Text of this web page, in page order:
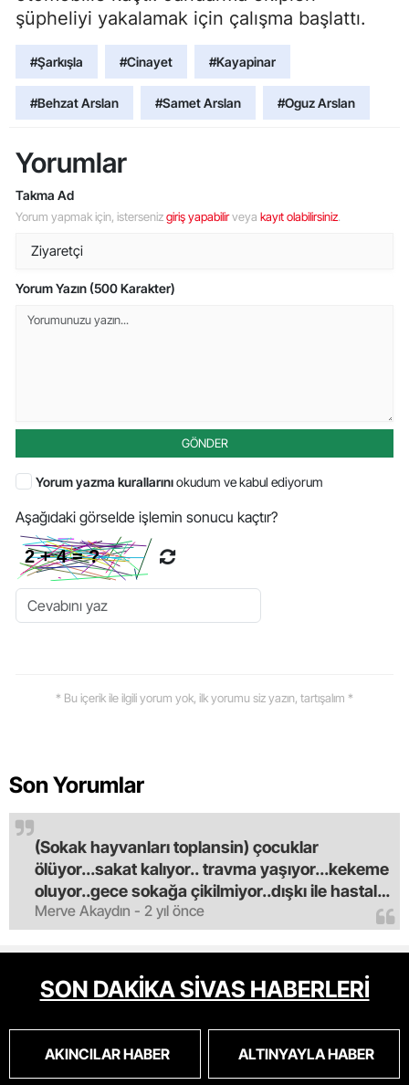
şüpheliyi yakalamak için çalışma başlattı.
#Şarkışla #Cinayet #Kayapinar
#Behzat Arslan #Samet Arslan #Oguz Arslan
Yorumlar
Takma Ad
Yorum yapmak için, istersenizgiriş yapabilirveya kayıt olabilirsiniz.
Yorum Yazın (500 Karakter)
GÖNDER
Yorum yazma kurallarınıokudum ve kabul ediyorum
Aşağıdaki görselde işlemin sonucu kaçtır?
* Bu içerik ile ilgili yorum yok, ilk yorumu siz yazın, tartışalım *
Son Yorumlar
Merve Akaydın - 2 yıl önce
(Sokak hayvanları toplansin) çocuklar
ölüyor...sakat kalıyor.. travma yaşıyor...kekeme
oluyor..gece sokağa çikilmiyor..dışkı ile hastalık
saciyorlar.araba ve taksi olmadan eve
gldemiyoruz.artik bıktık.mama lobisinden para
alan tipler yüzünden bu vahşi hayvanlar
masum algısı yapılıyor.iki gün aç kalsa kendi
cinsini bile öldüren bu kopekler derhal
oldu.korkuyoruz.
SON DAKİKA SİVAS HABERLERİ
AKINCILAR HABER ALTINYAYLA HABER